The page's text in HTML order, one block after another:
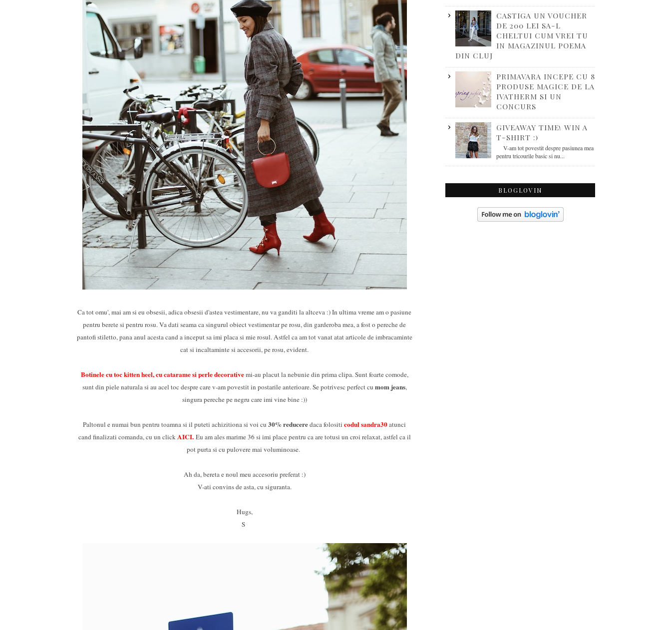
Ca tot omu', mai am si eu obsesii, adica obsesii d'astea vestimentare, nu va ganditi la altceva :) In ultima vreme am o pasiune
pentru berete si pentru rosu. Va dati seama ca singurul obiect vestimentar pe rosu, din garderoba mea, a fost o pereche de
pantofi stiletto, pana anul acesta cand a inceput sa imi placa si mie rosul. Astfel ca am tot vanat atat articole de imbracaminte
cat si incaltaminte si accesorii, pe rosu, evident.
Botinele cu toc kitten heel, cu catarame si perle decorativemi-au placut la nebunie din prima clipa. Sunt foarte comode,
sunt din piele naturala si au acel toc despre care v-am povestit in postarile anterioare. Se potrivesc perfect cu mom jeans,
singura pereche pe negru care imi vine bine :))
Paltonul e numai bun pentru toamna si il puteti achizitiona si voi cu 30% reduceredaca folositi codul sandra30atunci
cand finalizati comanda, cu un clickAICI.Eu am ales marime 36 si imi place pentru ca are totusi un croi relaxat, astfel ca il
pot purta si cu pulovere mai voluminoase.
Ah da, bereta e noul meu accesoriu preferat :)
V-ati convins de asta, cu siguranta.
Hugs,
S
CASTIGA UN VOUCHER
DE 200 LEI SA-L
CHELTUI CUM VREI TU
IN MAGAZINUL POEMA
DIN CLUJ
PRIMAVARA INCEPE CU 8
PRODUSE MAGICE DE LA
IVATHERM SI UN
CONCURS
GIVEAWAY TIME! WIN A
T-SHIRT :)
V-am tot povestit despre pasiunea mea
pentru tricourile basic si nu...
BLOGLOVIN